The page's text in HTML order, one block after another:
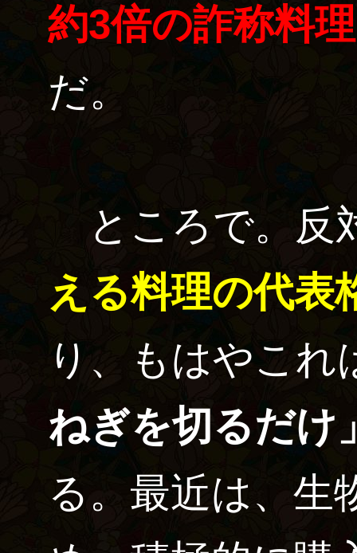
約3倍の詐称料理
だ。
ところで。反
える料理の代表
り、もはやこれ
ねぎを切るだけ
る。最近は、生